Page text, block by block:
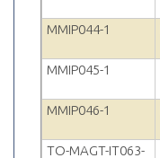
MMIP044-1
MMIP045-1
MMIP046-1
TO-MAGT-IT063-